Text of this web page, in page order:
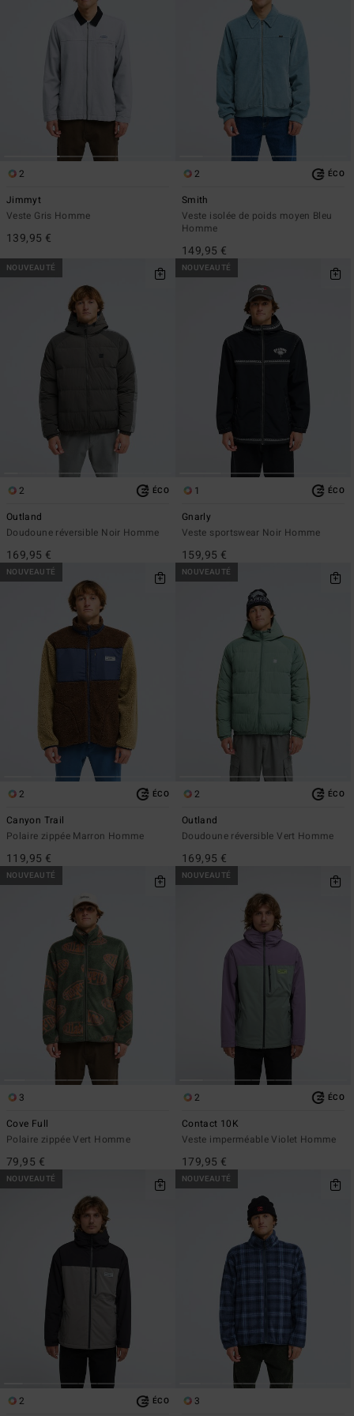
2
Jimmyt
Veste Gris Homme
139,95 €
2 ÉCO
Smith
Veste isolée de poids moyen Bleu
Homme
149,95 €
NOUVEAUTÉ
2 ÉCO
Outland
Doudoune réversible Noir Homme
169,95 €
NOUVEAUTÉ
1 ÉCO
Gnarly
Veste sportswear Noir Homme
159,95 €
NOUVEAUTÉ
2 ÉCO
Canyon Trail
Polaire zippée Marron Homme
119,95 €
NOUVEAUTÉ
2 ÉCO
Outland
Doudoune réversible Vert Homme
169,95 €
NOUVEAUTÉ
3
Cove Full
Polaire zippée Vert Homme
79,95 €
NOUVEAUTÉ
2 ÉCO
Contact 10K
Veste imperméable Violet Homme
179,95 €
NOUVEAUTÉ
2 ÉCO
NOUVEAUTÉ
3